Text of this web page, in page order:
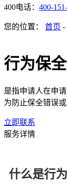
400电话： 400-
您的位置： 首页 -
行为保
是指申请人在申
为防止保全错误
立即联系
服务详情
什么是行